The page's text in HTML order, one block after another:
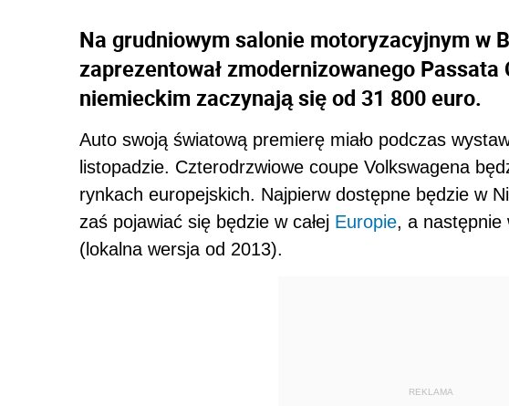
Na grudniowym salonie motoryzacyjnym w
zaprezentował zmodernizowanego Passata
niemieckim zaczynają się od 31 800 euro.
Auto swoją światową premierę miało podczas
listopadzie. Czterodrzwiowe coupe Volkswagena
rynkach europejskich. Najpierw dostępne będzie w
zaś pojawiać się będzie w całej Europie, a następnie
(lokalna wersja od 2013).
REKLAMA